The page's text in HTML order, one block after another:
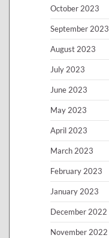
October 2023
September 2023
August 2023
July 2023
June 2023
May 2023
April 2023
March 2023
February 2023
January 2023
December 2022
November 2022